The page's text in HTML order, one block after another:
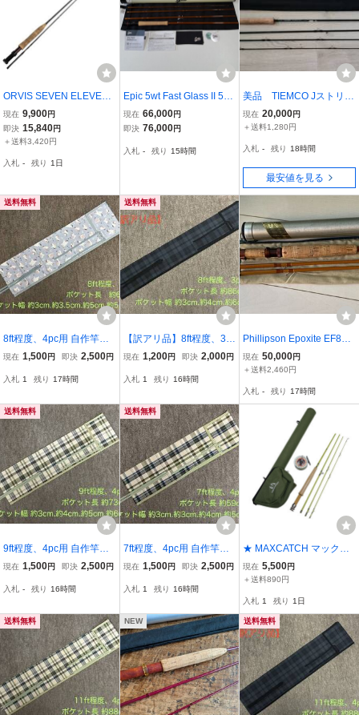
ORVIS SEVEN ELEVEN
superfine Graphite 7’11”
フライロッド 釣具 中古 K
11495452
現在 9,900円
即決 15,840円
＋送料3,420円
入札 - 残り 1日
Epic 5wt Fast Glass II 580
Reference - Amber エピ
ック フライロッド ファー
最終大幅値下げ！
現在 66,000円
即決 76,000円
入札 - 残り 15時間
美品 TIEMCO Jストリー
ム JS802-4 8フィート#
2
現在 20,000円
＋送料1,280円
入札 - 残り 18時間
最安値を見る
送料無料
8ft程度、4pc用 自作竿袋
(ねこ)
現在 1,500円 即決 2,500円
入札 1 残り 17時間
送料無料
【訳アリ品】8ft程度、3p
c用 自作竿袋
現在 1,200円 即決 2,000円
入札 1 残り 16時間
Phillipson Epoxite EF80
8'0" 31/4OZ #6or7LINE 2t
ip フィリプソン エポ
現在 50,000円
＋送料2,460円
入札 - 残り 17時間
送料無料
9ft程度、4pc用 自作竿袋
(チェック)
現在 1,500円 即決 2,500円
入札 - 残り 16時間
送料無料
7ft程度、4pc用 自作竿袋
(チェック)
現在 1,500円 即決 2,500円
入札 1 残り 16時間
★ MAXCATCH マックス
キャッチ ULTRA LITE 6.6
＃2 フロイロッド 4ピース
220565532)
現在 5,500円
＋送料890円
入札 1 残り 1日
送料無料 NEW 送料無料